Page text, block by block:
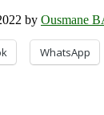
by Ousmane
WhatsApp